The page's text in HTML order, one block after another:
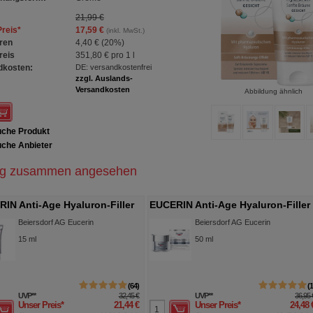
21,99 €
* 17,59 €(inkl. MwSt.)
4,40 € (20%)
351,80 €pro 1 l
DE: versandkostenfrei
zzgl. Auslands-
Versandkosten
Abbildung ähnlich
Produkt
Anbieter
zusammen angesehen
Anti-Age Hyaluron-Filler
Beiersdorf AG Eucerin
15 ml
64
UVP** 32,45 €
Unser Preis* 21,44 €
EUCERIN Anti-Age Hyaluron-Filler
Nacht TiegelBeiersdorf AG Eucerin
50 ml
1
UVP** 36,95
Unser Preis* 24,48